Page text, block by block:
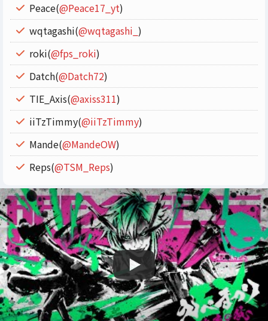
Peace(@Peace17_yt)
wqtagashi(@wqtagashi_ )
roki(@fps_roki)
Datch(@Datch72)
TIE_Axis(@axiss311)
iiTzTimmy(@iiTzTimmy)
Mande(@MandeOW)
Reps(@TSM_Reps)